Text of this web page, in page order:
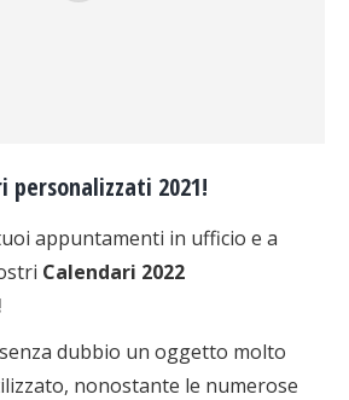
personalizzati 2021!
appuntamenti in ufficio e a
Calendari 2022
dubbio un oggetto molto
nonostante le numerose